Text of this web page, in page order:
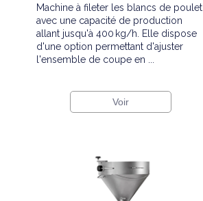
Machine à fileter les blancs de poulet
avec une capacité de production
allant jusqu'à 400 kg/h. Elle dispose
d'une option permettant d'ajuster
l'ensemble de coupe en ...
Voir